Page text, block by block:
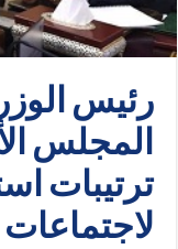
رئيس
المجلس
ترتيبات
لاجتماعات